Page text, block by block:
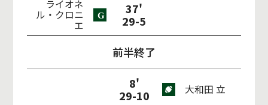
ライオネ
ル・クロニ
エ
37'
29-5
前半終了
8'
29-10
大和田 立